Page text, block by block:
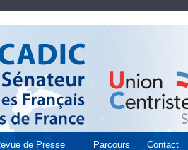
de Presse Parcours Contact